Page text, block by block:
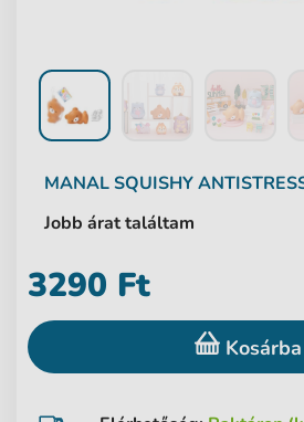
MANALSQUISHY
Jobb árat találtam
3290 Ft
Kosárba